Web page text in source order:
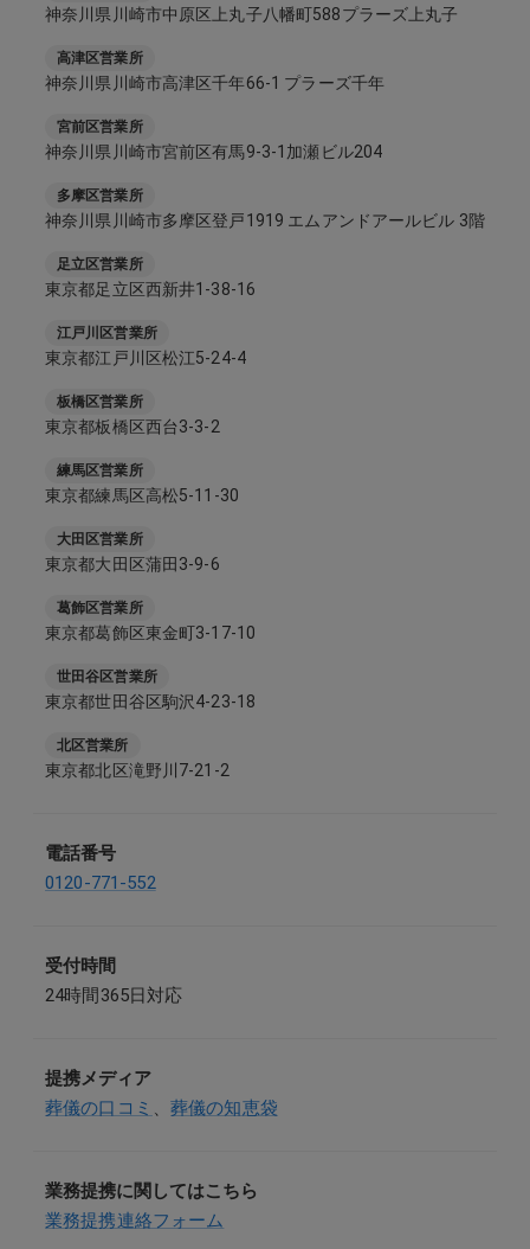
神奈川県川崎市中原区上丸子八幡町588プラーズ上丸子
高津区営業所
神奈川県川崎市高津区千年66-1 プラーズ千年
宮前区営業所
神奈川県川崎市宮前区有馬9-3-1加瀬ビル204
多摩区営業所
神奈川県川崎市多摩区登戸1919 エムアンドアールビル 3階
足立区営業所
東京都足立区西新井1-38-16
江戸川区営業所
東京都江戸川区松江5-24-4
板橋区営業所
東京都板橋区西台3-3-2
練馬区営業所
東京都練馬区高松5-11-30
大田区営業所
東京都大田区蒲田3-9-6
葛飾区営業所
東京都葛飾区東金町3-17-10
世田谷区営業所
東京都世田谷区駒沢4-23-18
北区営業所
東京都北区滝野川7-21-2
電話番号
0120-771-552
受付時間
24時間365日対応
提携メディア
葬儀の口コミ 、葬儀の知恵袋
業務提携に関してはこちら
業務提携連絡フォーム